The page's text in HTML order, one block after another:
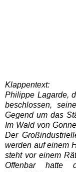
Klappentext:
Philippe Lagarde,
beschlossen,
Gegend um das
Im Wald von
Der
werden auf einem
steht vor einem
Offenbar hatte